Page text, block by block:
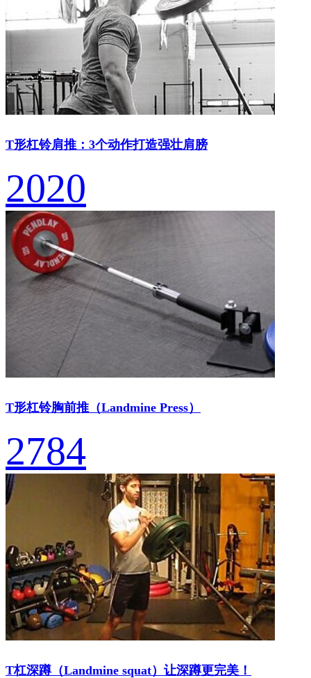
T形杠铃肩推：3个动作打造强壮肩膀
2020
T形杠铃胸前推（Landmine Press）
2784
T杠深蹲（Landmine squat）让深蹲更完美！